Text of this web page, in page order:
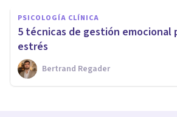
PSICOLOGÍA CLÍNICA
5 técnicas de gestión emocional
estrés
Bertrand Regader